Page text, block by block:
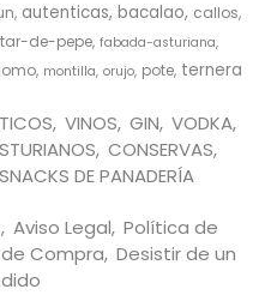
autenticas bacalao callos
de-pepe fabada-asturiana
lomo montilla orujo pote ternera
VINOS GIN VODKA
CONSERVAS
SNACKS DE PANADERÍA
Aviso Legal Política de
Compra Desistir de un